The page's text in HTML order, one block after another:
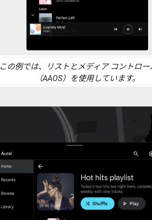
この例では、リストとメディア コントロー
（AAOS）を使用しています。